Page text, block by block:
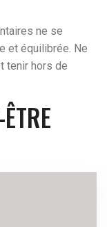
ne se
et équilibrée. Ne
tenir hors de